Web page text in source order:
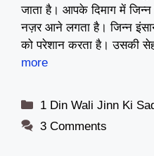
जाता है। आपके दिमाग में
नज़र आने लगता है। जिन्न
को परेशान करता है। उसकी
more
Categories
1 Din Wali Jinn Ki
3 Comments